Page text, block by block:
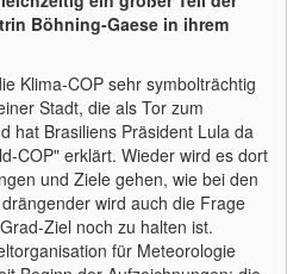
Böhning-Gaese in ihrem
Klima-COP sehr symbolträchtig
Stadt, die als Tor zum
hat Brasiliens Präsident Lula da
COP" erklärt. Wieder wird es dort
und Ziele gehen, wie bei den
wird auch die Frage
Ziel noch zu halten ist.
für Meteorologie